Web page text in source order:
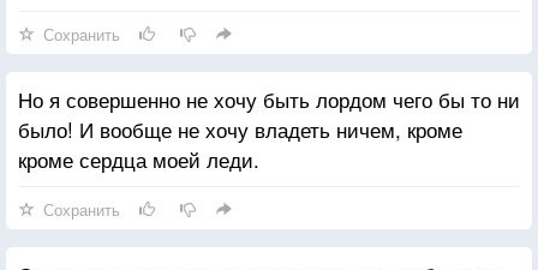
Сохранить
Но я совершенно не хочу быть лордом чего бы то ни
было! И вообще не хочу владеть ничем, кроме
кроме сердца моей леди.
Сохранить